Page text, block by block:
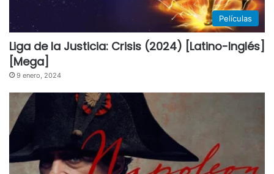
Películas
Liga de la Justicia: Crisis (2024) [Latino-Inglés]
[Mega]
9 enero, 2024